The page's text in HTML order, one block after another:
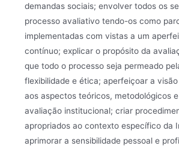
demandas sociais; envolver todos os
processo avaliativo tendo-os como
implementadas com vistas a um
contínuo; explicar o propósito da
que todo o processo seja permeado
flexibilidade e ética; aperfeiçoar a
aos aspectos teóricos, metodológicos
avaliação institucional; criar
apropriados ao contexto específico da
aprimorar a sensibilidade pessoal e